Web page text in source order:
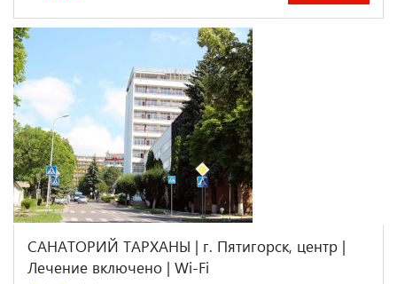
САНАТОРИЙ ТАРХАНЫ | г. Пятигорск, центр |
Лечение включено | Wi-Fi